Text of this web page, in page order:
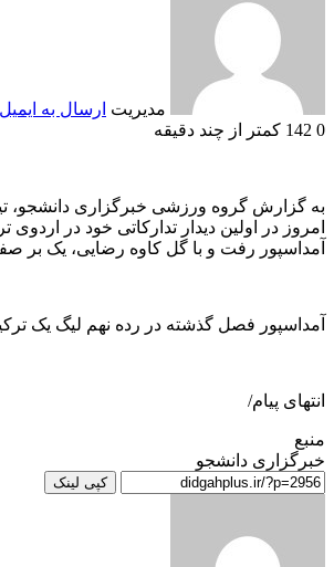
مدیریت ارسال به ایمیل
0
کمتر از چند دقیقه
به گزارش گروه ورزشی خبرگزاری دانشجو،
امروز در اولین دیدار تدارکاتی خود در
آمداسپور رفت و با گل کاوه رضایی، یک بر
آمداسپور فصل گذشته در رده نهم لیگ یک
انتهای پیام/
منبع
خبرگزاری دانشجو
کپی لینک